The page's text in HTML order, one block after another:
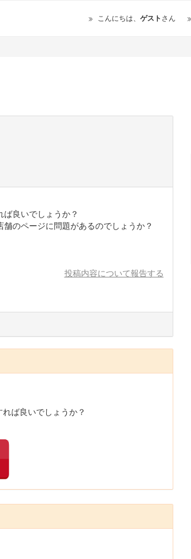
こんにちは、 ゲストさん
良いでしょうか？
のページに問題があるのでしょうか？
投稿内容について報告する
ば良いでしょうか？